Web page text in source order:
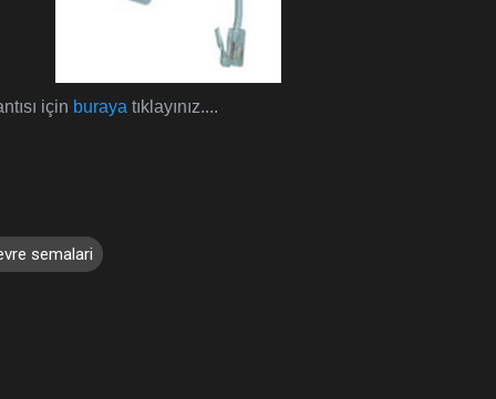
için buraya tıklayınız....
semalari